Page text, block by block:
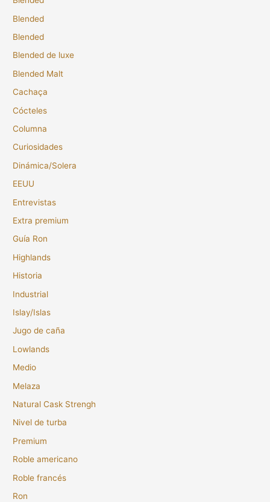
Blended
Blended
Blended de luxe
Blended Malt
Cachaça
Cócteles
Columna
Curiosidades
Dinámica/Solera
EEUU
Entrevistas
Extra premium
Guía Ron
Highlands
Historia
Industrial
Islay/Islas
Jugo de caña
Lowlands
Medio
Melaza
Natural Cask Strengh
Nivel de turba
Premium
Roble americano
Roble francés
Ron